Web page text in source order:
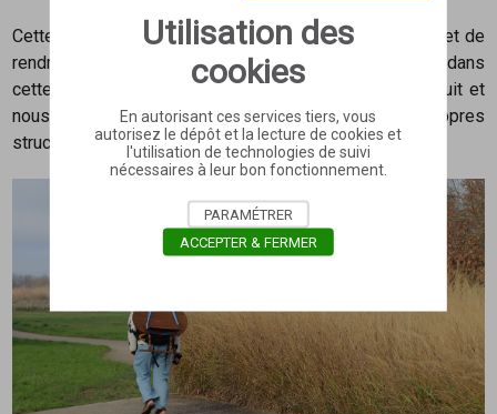
Cette vie végétale qui ne parle pas, ne cesse d’habiter et de
rendre habitable le moindre espace de vide, se situe dans
cette recherche d’équilibre entre le détruit et le construit et
nous interroge sur le regard que nous portons à nos propres
structures urbaines et à notre environnement.
Utilisation des
cookies
En autorisant ces services tiers, vous
autorisez le dépôt et la lecture de cookies et
l'utilisation de technologies de suivi
nécessaires à leur bon fonctionnement.
PARAMÉTRER
ACCEPTER & FERMER